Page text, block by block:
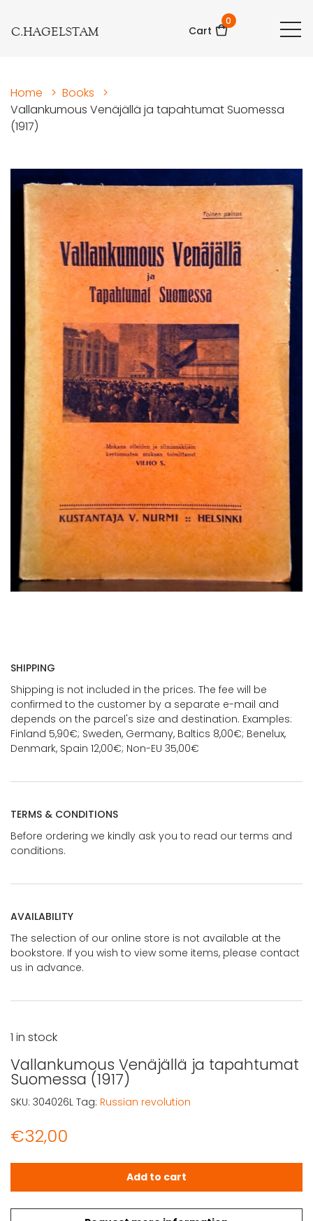
C.HAGELSTAM Cart
0
Home > Books
>
Vallankumous Venäjällä ja tapahtumat Suomessa
(1917)
SHIPPING
Shipping is not included in the prices. The fee will be
confirmed to the customer by a separate e-mail and
depends on the parcel's size and destination. Examples:
Finland 5,90€; Sweden, Germany, Baltics 8,00€; Benelux,
Denmark, Spain 12,00€; Non-EU 35,00€
TERMS & CONDITIONS
Before ordering we kindly ask you to read our terms and
conditions.
AVAILABILITY
The selection of our online store is not available at the
bookstore. If you wish to view some items, please contact
us in advance.
Vallankumous Venäjällä ja tapahtumat
Suomessa (1917)
€32,00
1 in stock
Vallankumous Venäjällä ja tapahtumat Suomessa
Add to cart
SKU: 304026L Tag: Russian revolution